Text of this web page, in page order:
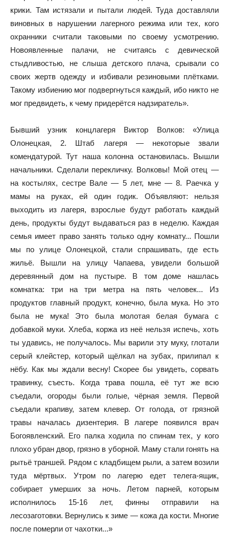
крики. Там истязали и пытали людей. Туда доставляли
виновных в нарушении лагерного режима или тех, кого
охранники считали таковыми по своему усмотрению.
Новоявленные палачи, не считаясь с девической
стыдливостью, не слыша детского плача, срывали со
своих жертв одежду и избивали резиновыми плётками.
Такому избиению мог подвергнуться каждый, ибо никто не
мог предвидеть, к чему придерётся надзиратель».
Бывший узник концлагеря Виктор Волков: «Улица
Олонецкая, 2. Штаб лагеря — некоторые звали
комендатурой. Тут наша колонна остановилась. Вышли
начальники. Сделали перекличку. Волковы! Мой отец —
на костылях, сестре Вале — 5 лет, мне — 8. Раечка у
мамы на руках, ей один годик. Объявляют: нельзя
выходить из лагеря, взрослые будут работать каждый
день, продукты будут выдаваться раз в неделю. Каждая
семья имеет право занять только одну комнату... Пошли
мы по улице Олонецкой, стали спрашивать, где есть
жильё. Вышли на улицу Чапаева, увидели большой
деревянный дом на пустыре. В том доме нашлась
комнатка: три на три метра на пять человек... Из
продуктов главный продукт, конечно, была мука. Но это
была не мука! Это была молотая белая бумага с
добавкой муки. Хлеба, коржа из неё нельзя испечь, хоть
ты удавись, не получалось. Мы варили эту муку, глотали
серый клейстер, который щёлкал на зубах, прилипал к
нёбу. Как мы ждали весну! Скорее бы увидеть, сорвать
травинку, съесть. Когда трава пошла, её тут же всю
съедали, огороды были голые, чёрная земля. Первой
съедали крапиву, затем клевер. От голода, от грязной
травы началась дизентерия. В лагере появился врач
Богоявленский. Его палка ходила по спинам тех, у кого
плохо убран двор, грязно в уборной. Маму стали гонять на
рытьё траншей. Рядом с кладбищем рыли, а затем возили
туда мёртвых. Утром по лагерю едет телега-ящик,
собирает умерших за ночь. Летом парней, которым
исполнилось 15-16 лет, финны отправили на
лесозаготовки. Вернулись к зиме — кожа да кости. Многие
после померли от чахотки...»